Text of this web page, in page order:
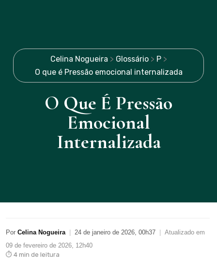
Celina Nogueira > Glossário> P>
O que é Pressão emocional internalizada
O Que É Pressão
Emocional
Internalizada
Por Celina Nogueira 24 de janeiro de 2026, 00h37
Atualizado em
09 de fevereiro de 2026, 12h40
⏱ 4 min de leitura